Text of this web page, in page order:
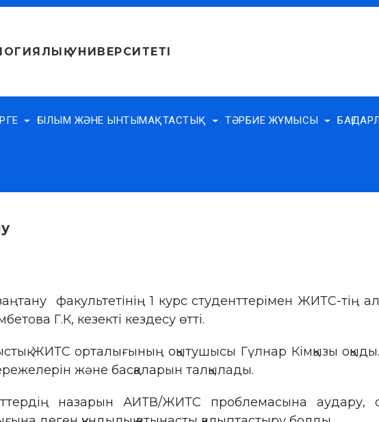
УНИВЕРСИТЕТІ
ҒЫЛЫМ ЖӘНЕ ЫНТЫМАҚТАСТЫҚ ТӘРБИЕ ЖҰМЫСЫ
факультетінің 1 курс студенттерімен ЖИТС-тің
Г.К, кезекті кездесу өтті.
ЖИТС орталығының оқытушысы Гүлнар Кімқызы
және басқаларын талқылады.
назарын АИТВ/ЖИТС проблемасына